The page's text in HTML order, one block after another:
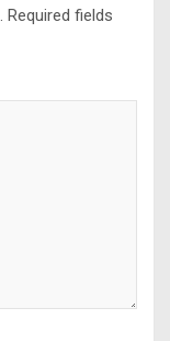
Required fields